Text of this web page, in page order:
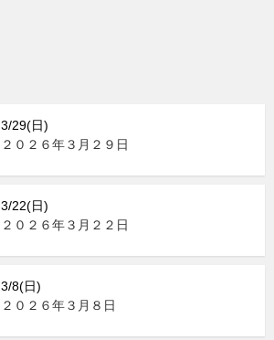
3/29(日)
２０２６年３月２９日
3/22(日)
２０２６年３月２２日
3/8(日)
２０２６年３月８日